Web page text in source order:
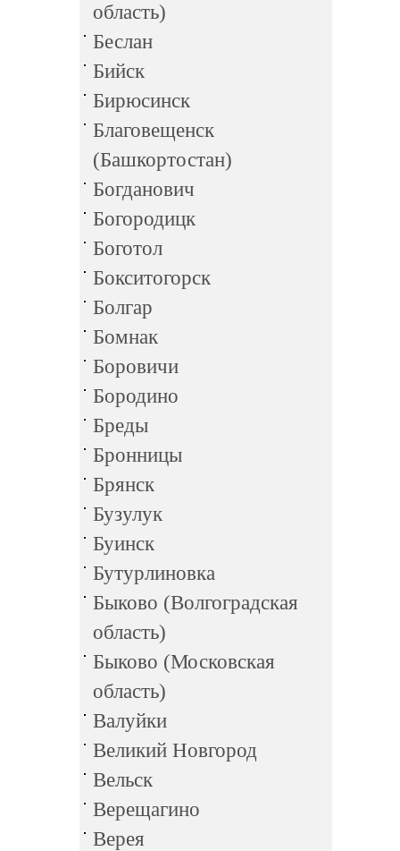
область)
Беслан
Бийск
Бирюсинск
Благовещенск
(Башкортостан)
Богданович
Богородицк
Боготол
Бокситогорск
Болгар
Бомнак
Боровичи
Бородино
Бреды
Бронницы
Брянск
Бузулук
Буинск
Бутурлиновка
Быково (Волгоградская
область)
Быково (Московская
область)
Валуйки
Великий Новгород
Вельск
Верещагино
Верея